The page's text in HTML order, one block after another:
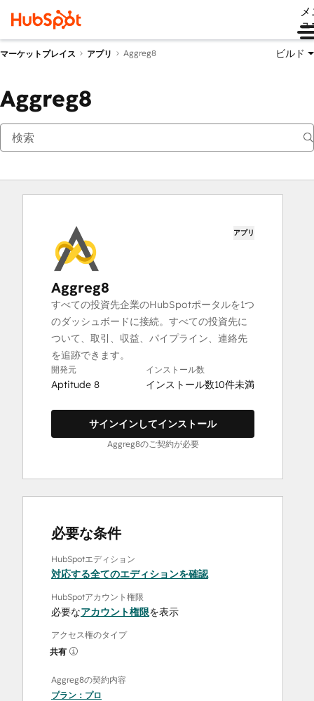
ュ
マーケットプレイス アプリ Aggreg8 ビルド
Aggreg8
アプリ
Aggreg8
すべての投資先企業のHubSpotポータルを1つ
のダッシュボードに接続。すべての投資先に
ついて、取引、収益、パイプライン、連絡先
を追跡できます。
開発元
Aptitude 8
インストール数
インストール数10件未満
サインインしてインストール
Aggreg8のご契約が必要
必要な条件
HubSpotエディション
対応する全てのエディションを確認
HubSpotアカウント権限
必要なアカウント権限を表示
アクセス権のタイプ
共有
Aggreg8の契約内容
プラン： プロ